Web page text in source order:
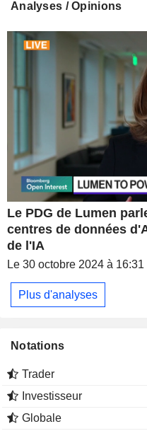
Analyses / Opinions
Le PDG de Lumen
centres de données
de l'IA
Le 30 octobre 2024 à 16:31
Plus d'analyses
Notations
Trader
Investisseur
Globale